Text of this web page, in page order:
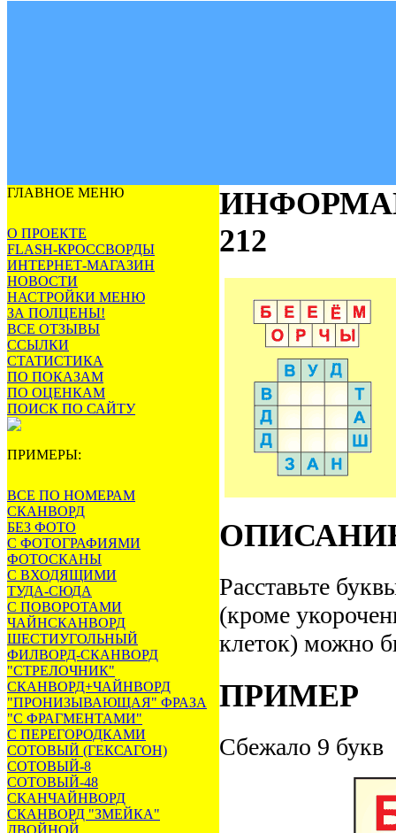
ГЛАВНОЕ МЕНЮ
О ПРОЕКТЕ
FLASH-КРОССВОРДЫ
ИНТЕРНЕТ-МАГАЗИН
НОВОСТИ
НАСТРОЙКИ МЕНЮ
ЗА ПОЛЦЕНЫ!
ВСЕ ОТЗЫВЫ
ССЫЛКИ
СТАТИСТИКА
ПО ПОКАЗАМ
ПО ОЦЕНКАМ
ПОИСК ПО САЙТУ
ПРИМЕРЫ:
ВСЕ ПО НОМЕРАМ
СКАНВОРД
БЕЗ ФОТО
С ФОТОГРАФИЯМИ
ФОТОСКАНЫ
С ВХОДЯЩИМИ
ТУДА-СЮДА
С ПОВОРОТАМИ
ЧАЙНСКАНВОРД
ШЕСТИУГОЛЬНЫЙ
ФИЛВОРД-СКАНВОРД
"СТРЕЛОЧНИК"
СКАНВОРД+ЧАЙНВОРД
"ПРОНИЗЫВАЮЩАЯ" ФРАЗА
"С ФРАГМЕНТАМИ"
С ПЕРЕГОРОДКАМИ
СОТОВЫЙ (ГЕКСАГОН)
СОТОВЫЙ-8
СОТОВЫЙ-48
СКАНЧАЙНВОРД
СКАНВОРД "ЗМЕЙКА"
ДВОЙНОЙ
212
Расставьте
(кроме
клеток) можно
ПРИМЕР
Сбежало 9 букв